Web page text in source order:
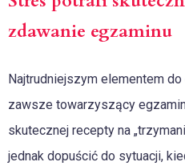
zdawanie egzaminu
Najtrudniejszym elementem
zawsze towarzyszący
skutecznej recepty na
jednak dopuścić do sytuacji,